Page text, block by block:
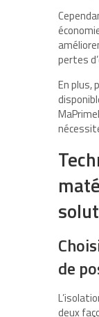
pertes
En plus,
de
deux